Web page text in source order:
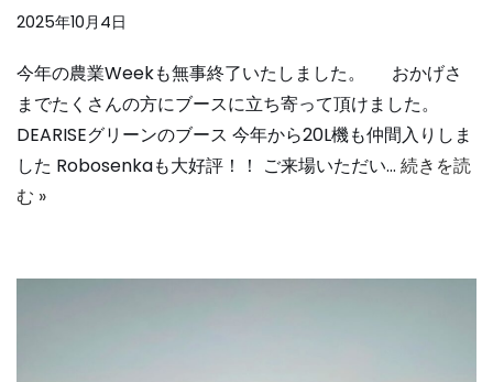
2025年10月4日
今年の農業Weekも無事終了いたしました。 おかげさ
までたくさんの方にブースに立ち寄って頂けました。
DEARISEグリーンのブース 今年から20L機も仲間入りしま
した Robosenkaも大好評！！ ご来場いただい… 続きを読
む »